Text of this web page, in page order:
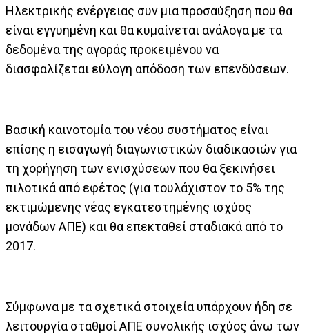
Ηλεκτρικής ενέργειας συν μια προσαύξηση που θα
είναι εγγυημένη και θα κυμαίνεται ανάλογα με τα
δεδομένα της αγοράς προκειμένου να
διασφαλίζεται εύλογη απόδοση των επενδύσεων.
Βασική καινοτομία του νέου συστήματος είναι
επίσης η εισαγωγή διαγωνιστικών διαδικασιών για
τη χορήγηση των ενισχύσεων που θα ξεκινήσει
πιλοτικά από εφέτος (για τουλάχιστον το 5% της
εκτιμώμενης νέας εγκατεστημένης ισχύος
μονάδων ΑΠΕ) και θα επεκταθεί σταδιακά από το
2017.
Σύμφωνα με τα σχετικά στοιχεία υπάρχουν ήδη σε
λειτουργία σταθμοί ΑΠΕ συνολικής ισχύος άνω των